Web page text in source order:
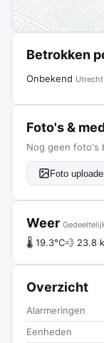
Betrokken
Onbekend Utrecht
Foto's &
Nog geen foto's
Foto
Weer
🌡 19.3°C💨 23.8
Overzicht
Alarmeringen
Eenheden